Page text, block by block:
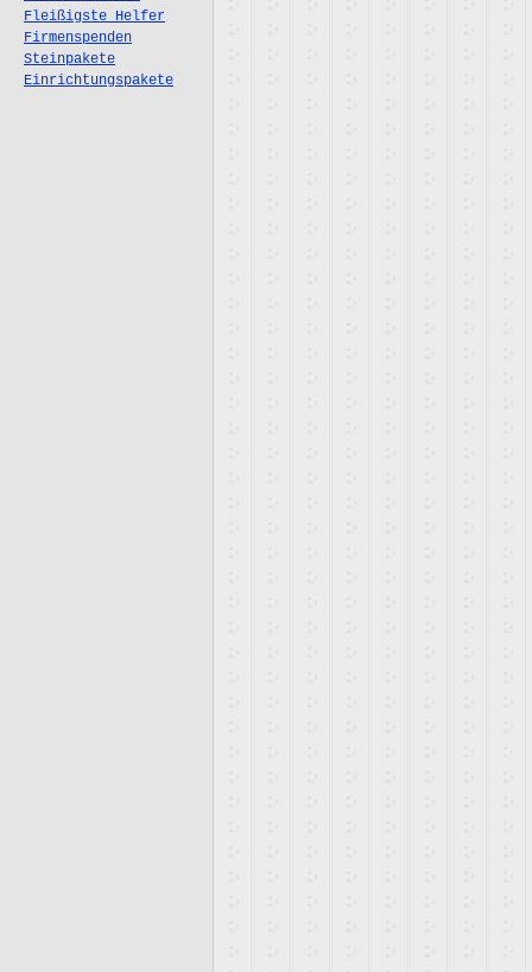
Fleißigste Helfer
Firmenspenden
Steinpakete
Einrichtungspakete